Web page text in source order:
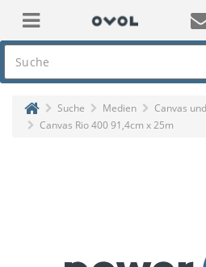
Suche Medien
Canvas
Canvas Rio 400 91,4cm x 25m